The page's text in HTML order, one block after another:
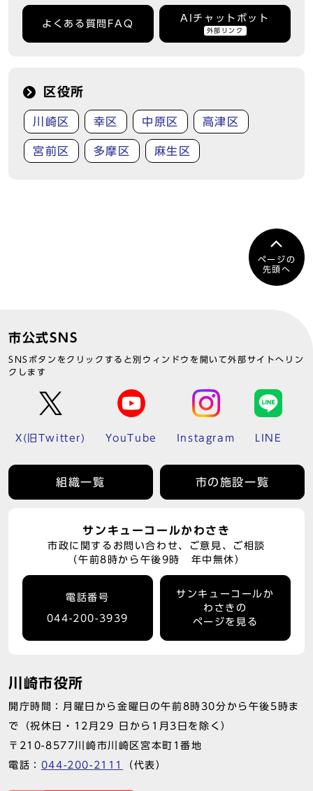
よくある質問FAQ
AIチャットボット
外部リンク
区役所
川崎区 幸区 中原区 高津区
宮前区 多摩区 麻生区
ページの
先頭へ
市公式SNS
SNSボタンをクリックすると別ウィンドウを開いて外部サイトへリン
クします
X(旧Twitter) YouTube Instagram LINE
組織一覧 市の施設一覧
サンキューコールかわさき
市政に関するお問い合わせ、ご意見、ご相談
（午前8時から午後9時 年中無休）
電話番号
044-200-3939
サンキューコールか
わさきの
ページを見る
川崎市役所
開庁時間：月曜日から金曜日の午前8時30分から午後5時ま
で（祝休日・12月29 日から1月3日を除く）
〒210-8577川崎市川崎区宮本町1番地
電話： 044-200-2111 （代表）